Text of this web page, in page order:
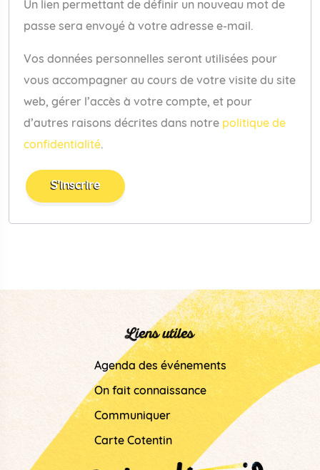
Un lien permettant de définir un nouveau mot de
passe sera envoyé à votre adresse e-mail.
Vos données personnelles seront utilisées pour
vous accompagner au cours de votre visite du site
web, gérer l’accès à votre compte, et pour
d’autres raisons décrites dans notre politique de
confidentialité.
S’inscrire
Liens utiles
Agenda des événements
On fait connaissance
Communiquer
Carte Cotentin